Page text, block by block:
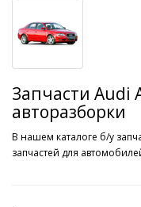
Запчасти Audi
авторазборки
В нашем каталоге б/у
запчастей для